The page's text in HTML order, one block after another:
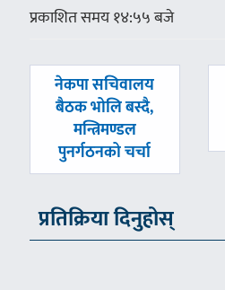
प्रकाशित समय १४:५५ बजे
पछिल्लाे
-
नेकपा सचिवालय
बैठक भोलि बस्दै,
मन्त्रिमण्डल
पुनर्गठनको चर्चा
प्रतिक्रिया दिनुहोस्